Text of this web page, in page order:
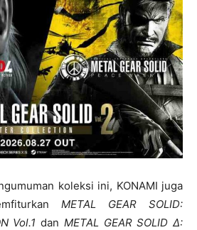
koleksi ini, KONAMI juga
METAL GEAR SOLID:
Vol.1dan METAL GEAR SOLID Δ: